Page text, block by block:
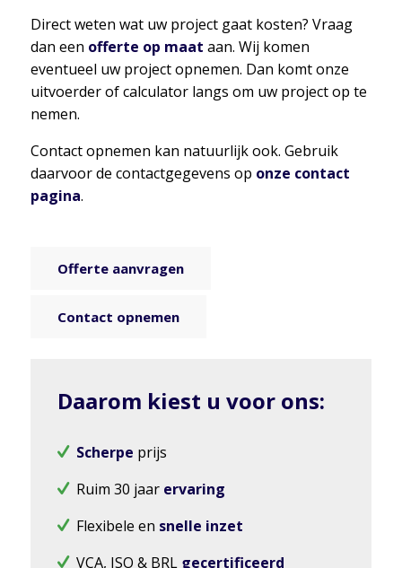
Direct weten wat uw project gaat kosten? Vraag
dan een offerte op maat aan. Wij komen
eventueel uw project opnemen. Dan komt onze
uitvoerder of calculator langs om uw project op te
nemen.
Contact opnemen kan natuurlijk ook. Gebruik
daarvoor de contactgegevens op onze contact
pagina.
Offerte aanvragen
Contact opnemen
Daarom kiest u voor ons:
Scherpe prijs
Ruim 30 jaar ervaring
Flexibele en snelle inzet
VCA, ISO & BRL gecertificeerd